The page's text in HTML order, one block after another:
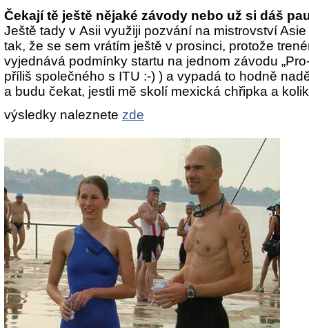
Čekají tě ještě nějaké závody nebo už si dáš
Ještě tady v Asii využiji pozvání na mistrovství
tak, že se sem vrátím ještě v prosinci, protože
vyjednává podmínky startu na jednom závodu
příliš společného s ITU :-) ) a vypadá to hodně
a budu čekat, jestli mě skolí mexická chřipka a
výsledky naleznete zde